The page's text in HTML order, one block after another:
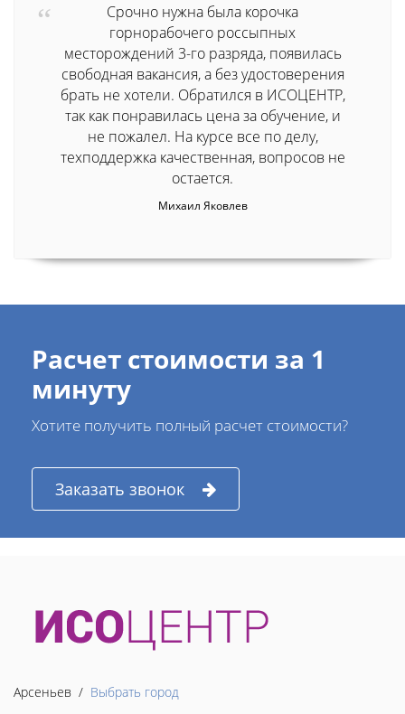
Срочно нужна была корочка
горнорабочего россыпных
месторождений 3-го разряда, появилась
свободная вакансия, а без удостоверения
брать не хотели. Обратился в ИСОЦЕНТР,
так как понравилась цена за обучение, и
не пожалел. На курсе все по делу,
техподдержка качественная, вопросов не
остается.
Михаил Яковлев
Расчет стоимости за 1
минуту
Хотите получить полный расчет стоимости?
Заказать звонок
Арсеньев / Выбрать город